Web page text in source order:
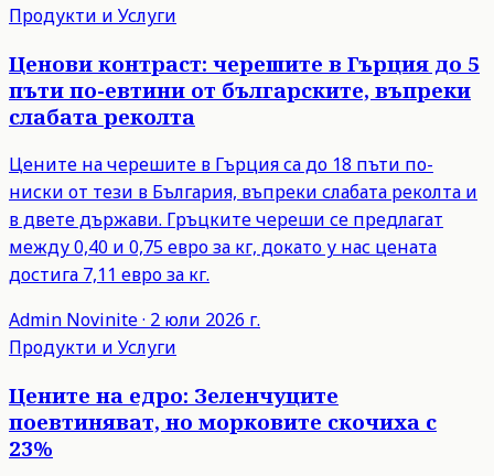
Продукти и Услуги
Ценови контраст: черешите в Гърция до 5
пъти по-евтини от българските, въпреки
слабата реколта
Цените на черешите в Гърция са до 18 пъти по-
ниски от тези в България, въпреки слабата реколта и
в двете държави. Гръцките череши се предлагат
между 0,40 и 0,75 евро за кг, докато у нас цената
достига 7,11 евро за кг.
Admin Novinite· 2 юли 2026 г.
Продукти и Услуги
Цените на едро: Зеленчуците
поевтиняват, но морковите скочиха с
23%